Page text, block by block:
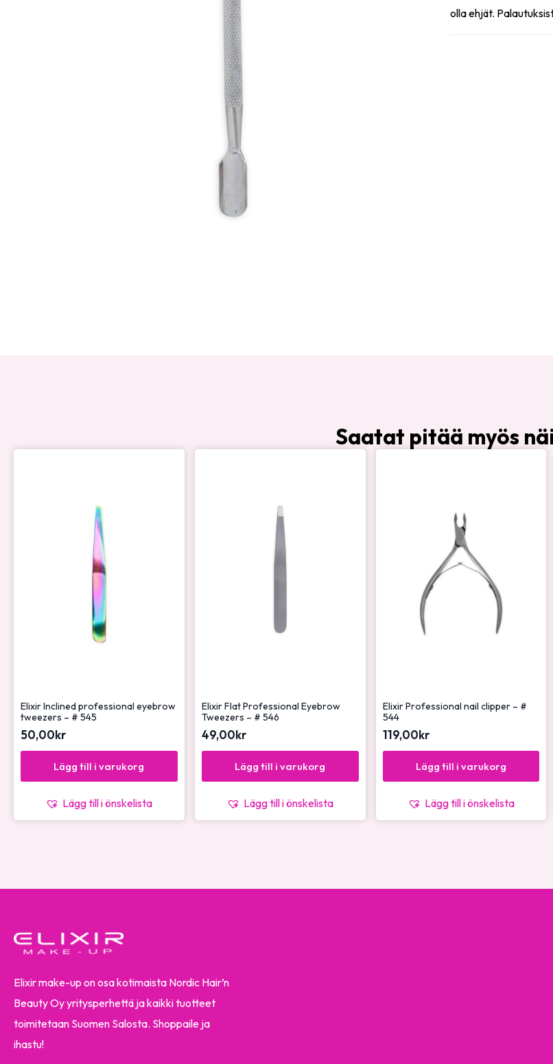
olla ehjät.
Saatat pitää myös
Elixir Inclined professional eyebrow
tweezers – # 545
50,00kr
Lägg till i varukorg
Lägg till i önskelista
Elixir Flat Professional Eyebrow
Tweezers – # 546
49,00kr
Lägg till i varukorg
Lägg till i önskelista
Elixir Professional nail clipper – #
544
119,00kr
Lägg till i varukorg
Lägg till i önskelista
Elixir make-up on osa kotimaista Nordic Hair’n
Beauty Oy yritysperhettä ja kaikki tuotteet
toimitetaan Suomen Salosta. Shoppaile ja
ihastu!